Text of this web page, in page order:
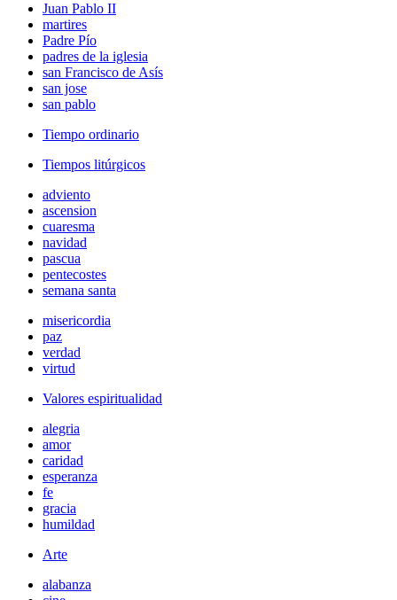
Juan Pablo II
martires
Padre Pío
padres de la iglesia
san Francisco de Asís
san jose
san pablo
Tiempo ordinario
Tiempos litúrgicos
adviento
ascension
cuaresma
navidad
pascua
pentecostes
semana santa
misericordia
paz
verdad
virtud
Valores espiritualidad
alegria
amor
caridad
esperanza
fe
gracia
humildad
Arte
alabanza